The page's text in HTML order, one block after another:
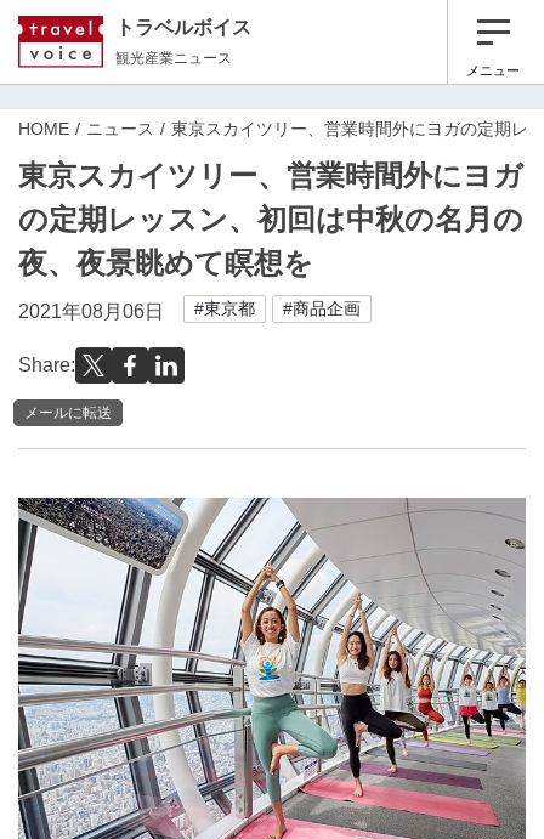
トラベルボイス
観光産業ニュース
メニュー
HOME ニュース 東京スカイツリー、営業時間外にヨガの定期レ
東京スカイツリー、営業時間外にヨガ
の定期レッスン、初回は中秋の名月の
夜、夜景眺めて瞑想を
2021年08月06日 #東京都 #商品企画
Share:
メールに転送